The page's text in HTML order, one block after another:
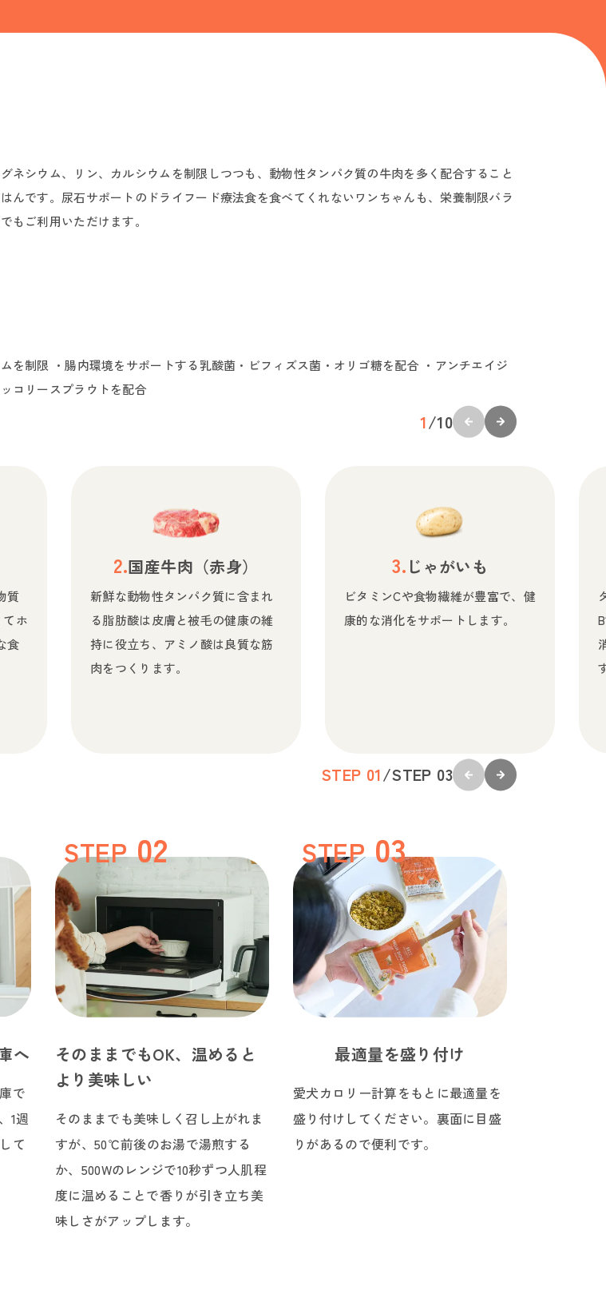
ネシウム、リン、カルシウムを制限しつつも、動物性タンパク質の牛肉を多く配合すること
んです。尿石サポートのドライフード療法食を食べてくれないワンちゃんも、栄養制限バラ
もご利用いただけます。
を制限 ・腸内環境をサポートする乳酸菌・ビフィズス菌・オリゴ糖を配合 ・アンチエイジ
コリースプラウトを配合
質
ホ
食
国産牛肉（赤身）
新鮮な動物性タンパク質に含まれ
る脂肪酸は皮膚と被毛の健康の維
持に役立ち、アミノ酸は良質な筋
肉をつくります。
じゃがいも
ビタミンCや食物繊維が豊富で、健
康的な消化をサポートします。
1/10
へ
で
1週
て
STEP
そのままでもOK、温めると
より美味しい
そのままでも美味しく召し上がれま
すが、50℃前後のお湯で湯煎する
か、500Wのレンジで10秒ずつ人肌程
度に温めることで香りが引き立ち美
味しさがアップします。
STEP
最適量を盛り付け
愛犬カロリー計算をもとに最適量を
盛り付けしてください。裏面に目盛
りがあるので便利です。
STEP 01/STEP 03